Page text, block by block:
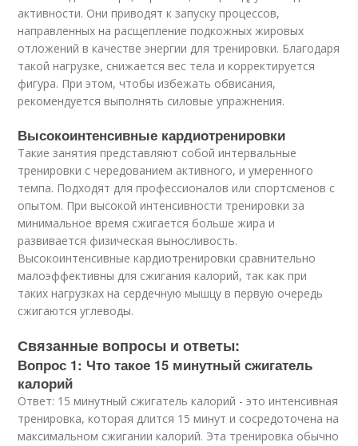
активности. Они приводят к запуску процессов,
направленных на расщепление подкожных жировых
отложений в качестве энергии для тренировки. Благодаря
такой нагрузке, снижается вес тела и корректируется
фигура. При этом, чтобы избежать обвисания,
рекомендуется выполнять силовые упражнения.
Высокоинтенсивные кардиотренировки
Такие занятия представляют собой интервальные
тренировки с чередованием активного, и умеренного
темпа. Подходят для профессионалов или спортсменов с
опытом. При высокой интенсивности тренировки за
минимальное время сжигается больше жира и
развивается физическая выносливость.
Высокоинтенсивные кардиотренировки сравнительно
малоэффективны для сжигания калорий, так как при
таких нагрузках на сердечную мышцу в первую очередь
сжигаются углеводы.
Связанные вопросы и ответы:
Вопрос 1: Что такое 15 минутный сжигатель
калорий
Ответ: 15 минутный сжигатель калорий - это интенсивная
тренировка, которая длится 15 минут и сосредоточена на
максимальном сжигании калорий. Эта тренировка обычно